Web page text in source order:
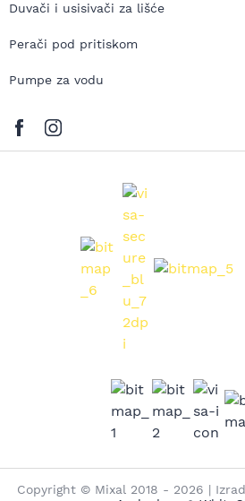
Duvači i usisivači za lišće
Perači pod pritiskom
Pumpe za vodu
Copyright © Mixal 2018 - 2026 |